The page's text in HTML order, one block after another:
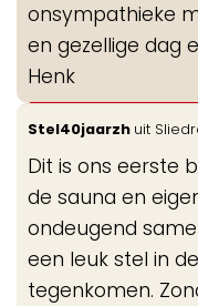
onsympathieke
en gezellige dag
Henk
Stel40jaarzh uit
Dit is ons eerste
de sauna en
ondeugend
een leuk stel in
tegenkomen.